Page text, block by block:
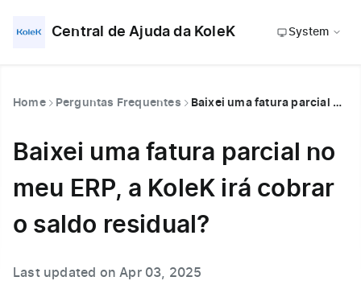
Central de Ajuda da KoleK System
Home Perguntas Frequentes Baixei uma fatura parcial no meu ERP, a KoleK irá cobrar o saldo residual?
Baixei uma fatura parcial no
meu ERP, a KoleK irá cobrar
o saldo residual?
Last updated on Apr 03, 2025